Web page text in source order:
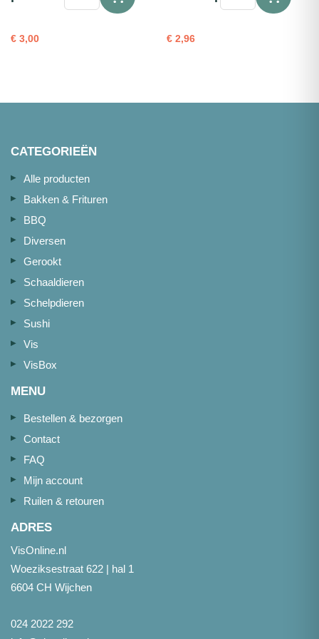
€ 3,00 € 2,96
CATEGORIEËN
Alle producten
Bakken & Frituren
BBQ
Diversen
Gerookt
Schaaldieren
Schelpdieren
Sushi
Vis
VisBox
MENU
Bestellen & bezorgen
Contact
FAQ
Mijn account
Ruilen & retouren
ADRES
VisOnline.nl
Woeziksestraat 622 | hal 1
6604 CH Wijchen
024 2022 292